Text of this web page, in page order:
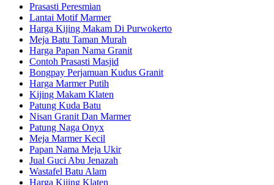
Prasasti Peresmian
Lantai Motif Marmer
Harga Kijing Makam Di Purwokerto
Meja Batu Taman Murah
Harga Papan Nama Granit
Contoh Prasasti Masjid
Bongpay Perjamuan Kudus Granit
Harga Marmer Putih
Kijing Makam Klaten
Patung Kuda Batu
Nisan Granit Dan Marmer
Patung Naga Onyx
Meja Marmer Kecil
Papan Nama Meja Ukir
Jual Guci Abu Jenazah
Wastafel Batu Alam
Harga Kijing Klaten